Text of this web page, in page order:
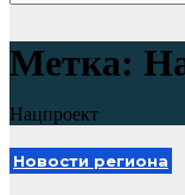
Метка:
Нацпроект
Новости региона